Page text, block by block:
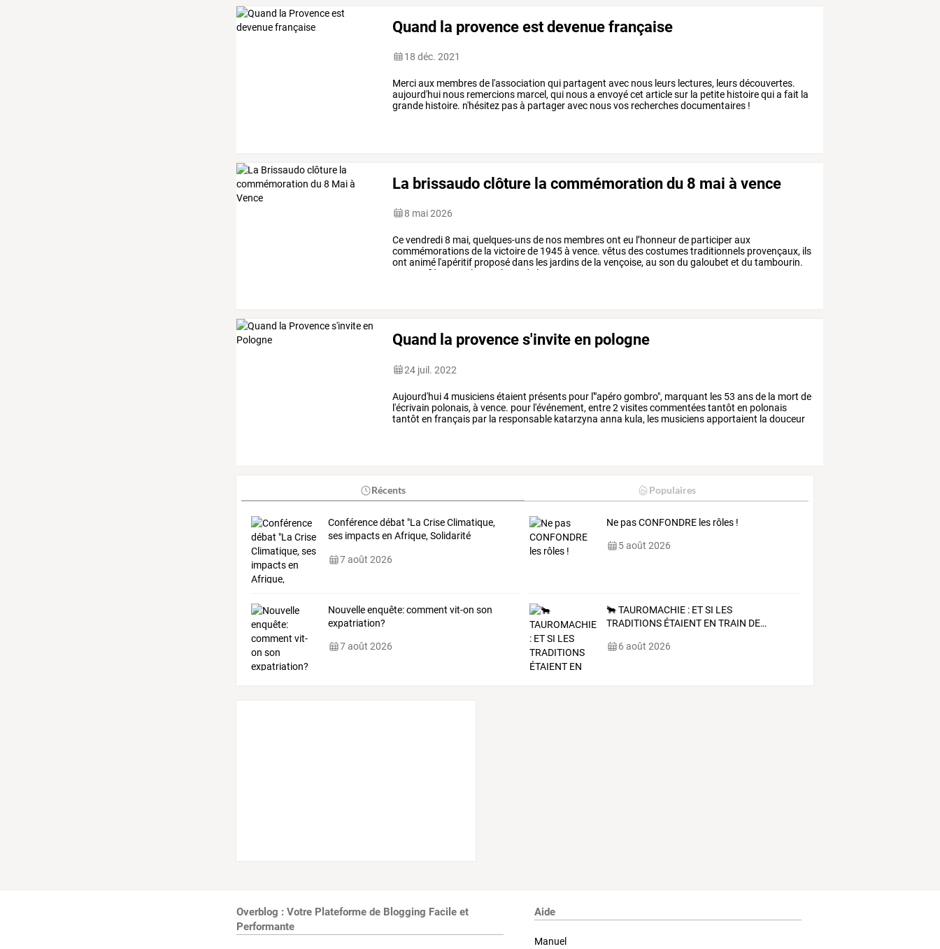
Quand la provence est devenue française
18 déc. 2021
Merci aux membres de l'association qui partagent avec nous leurs lectures, leurs découvertes.
aujourd'hui nous remercions marcel, qui nous a envoyé cet article sur la petite histoire qui a fait la
grande histoire. n'hésitez pas à partager avec nous vos recherches documentaires !
La brissaudo clôture la commémoration du 8 mai à vence
8 mai 2026
Cevendredi8 mai, quelques-unsde nos membresont eu l’honneurde participeraux
commémorationsde la victoirede 1945à vence. vêtusdescostumestraditionnels provençaux, ils
ont animé l'apéritif proposédans les jardinsde la vençoise, au son du galoubet et du tambourin.
fièrement les couleurs de la
Quand la provence s'invite en pologne
24 juil. 2022
Aujourd'hui4 musiciensétaient présents pour l'"apérogombro", marquant les 53 ansde la mort de
l'écrivain polonais, à vence. pour l'événement, entre2 visitescommentéestantôt en polonais
tantôt en français par la responsable katarzyna anna kula, les musiciensapportaient la douceur
Récents Populaires
Conférence débat "La Crise Climatique,
ses impacts en Afrique, Solidarité
7 août 2026
Ne pas CONFONDRE les rôles !
5 août 2026
Nouvelle enquête: comment vit-on son
expatriation?
7 août 2026
🐂TAUROMACHIE : ETSI LES
TRADITIONS ÉTAIENT EN TRAIN DE…
6 août 2026
Overblog : Votre Plateforme de Blogging Facile et
Performante
Aide
Manuel